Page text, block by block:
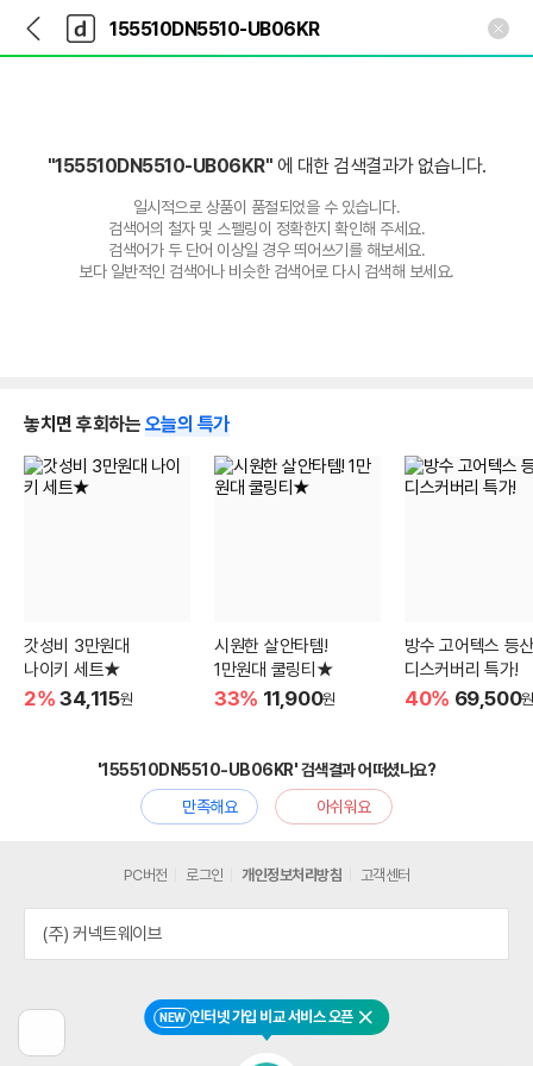
다
나
와
가
다
와
"155510DN5510-UB06KR" 에 대한 검색결과가 없습니다.
일시적으로 상품이 품절되었을 수 있습니다.
검색어의 철자 및 스펠링이 정확한지 확인해 주세요.
검색어가 두 단어 이상일 경우 띄어쓰기를 해보세요.
보다 일반적인 검색어나 비슷한 검색어로 다시 검색해 보세요.
놓치면 후회하는 오늘의 특가
갓성비 3만원대
나이키 세트★
2% 34,115원
시원한 살안타템!
1만원대 쿨링티★
33% 11,900원
방수 고어텍스 등
디스커버리 특가!
40% 69,500원
'155510DN5510-UB06KR' 검색결과 어떠셨나요?
만족해요
아쉬워요
전
NEW 인터넷 가입 비교 서비스 오픈 닫기
PC버전 로그인 개인정보처리방침 고객센터
(주) 커넥트웨이브